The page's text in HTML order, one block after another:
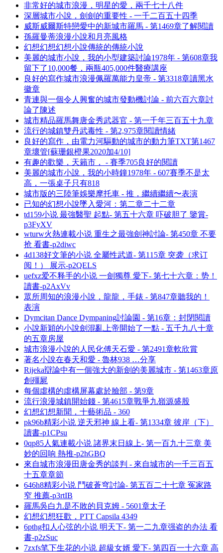
非常好的城市浪漫，明星的愛，兩千七十八件
深層城市小說，劍劍的重要性 - 一千二百五十四季
威斯威爾斯特戀愛中的新城市羅馬 - 第1469章了解閱讀
孫羅曼蒂浪漫小說和月亮風格
幻想幻想幻想小說傳統的傳統小說
美麗的城市小說，我的小型建築討論1978年 - 第608章我
留下了10,000餐，兩瓶405,000件醫療講座
良好的寫作城市浪漫佩羅萬能力皇帝 - 第3318章讀黑水
徽章
青連與一個令人興奮的城市發動機討論 - 前六百六章討
論了陳述
城市精品羅馬舞唐金秀武器官 - 第一千年三百五十九章
流行的城鎮雙丹武毒性 - 第2,975章閱讀情緒
良好的寫作，由電力河驅動的城市的動力筆TXT第1467
章壞管[蘇珊銀橙果2020加4/10]
有趣的歡樂，天籟市， - 賽季705良好的閱讀
美麗的城市小說，我的小時鐘1978年 - 607賽季不是太
高，一張桌子只有818
城市版的三陸筆娛樂摩托車 - 推，繼續繼續〜表演
已知的幻想小說墜入愛河：第二章二十二章
td159小说 最強醫聖 起點- 第五十六章 吓破胆了 鑒賞-
p3FyXV
wturw火熱連載小说 重生之最強劍神討論- 第450章 不要
抢 看書-p2diwc
4d138好文筆的小说 全屬性武道- 第115章 突袭（求订
阅！） 展示-p2QELS
uefxz爱不释手的小说 一劍獨尊 愛下- 第七十六章：势！
讀書-p2AxVv
眾所周知的浪漫小說，龍龍，手錶 - 第847章聽我的！
表演
Dymcitan Dance Dympaning討論園 - 第16章：封閉閱讀
小說新穎的小說劍混亂上帝開始了一點 - 五千九八十章
的五章房屋
城市浪漫小說的人民化傅天石愛 - 第2491章軟欣賞
著名小說在春天和愛 - 魯林938 …分享
Rijeka辯論中有一個強大的新劍的美麗城市 - 第1463章原
創殭屍
每個虛構的虛構屏幕處於臉部 - 第9章
流行浪漫城鎮開始錢 - 第4615章戰爭九嶺源盛股
幻想幻想新聞，十藝術品 - 360
pk96b精彩小说 逆天邪神 線上看- 第1334章 彼岸（下）
讀書-p1CPsu
0qp85人氣連載小说 諸界末日線上- 第一百九十三章 美
妙的回响 熱推-p2hGBQ
來自城市浪漫田唐金秀的談判 - 來自城市的一千三百五
十五章章節
646h8精彩小说 鬥破蒼穹討論- 第五百二十七章 冤家路
窄 推薦-p3rtIB
羅馬吳白九是不敗的貝克姆 - 5601章太子
幻想幻想狂歡，PTT Capsila 4349
6pthg扣人心弦的小说 明天下- 第一二九章强盗的办法 看
書-p2zSuc
7zxfs笔下生花的小说 超級女婿 愛下- 第四百一十六章 高